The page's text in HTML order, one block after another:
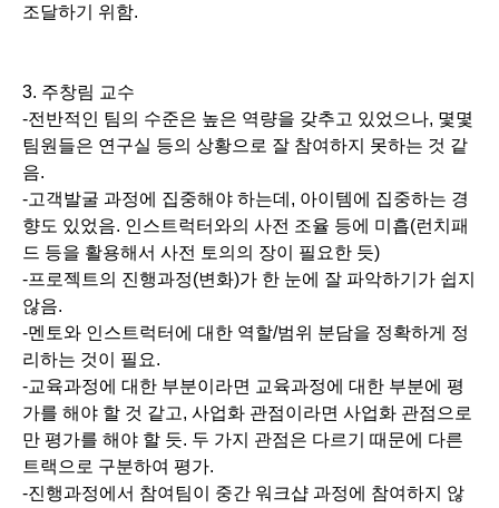
조달하기 위함.
3. 주창림 교수
-전반적인 팀의 수준은 높은 역량을 갖추고 있었으나, 몇몇
팀원들은 연구실 등의 상황으로 잘 참여하지 못하는 것 같
음.
-고객발굴 과정에 집중해야 하는데, 아이템에 집중하는 경
향도 있었음. 인스트럭터와의 사전 조율 등에 미흡(런치패
드 등을 활용해서 사전 토의의 장이 필요한 듯)
-프로젝트의 진행과정(변화)가 한 눈에 잘 파악하기가 쉽지
않음.
-멘토와 인스트럭터에 대한 역할/범위 분담을 정확하게 정
리하는 것이 필요.
-교육과정에 대한 부분이라면 교육과정에 대한 부분에 평
가를 해야 할 것 같고, 사업화 관점이라면 사업화 관점으로
만 평가를 해야 할 듯. 두 가지 관점은 다르기 때문에 다른
트랙으로 구분하여 평가.
-진행과정에서 참여팀이 중간 워크샵 과정에 참여하지 않